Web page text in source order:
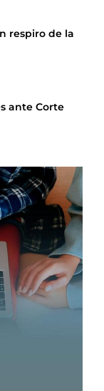
respiro de la
ante Corte